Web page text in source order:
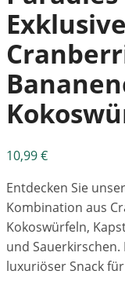
10,99€
Entdecken Sie
Kombination aus
Kokoswürfeln,
und
luxuriöser Snack